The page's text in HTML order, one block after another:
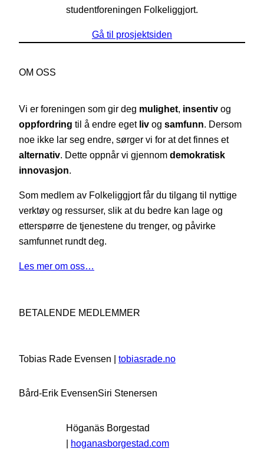
studentforeningen Folkeliggjort.
Gå til prosjektsiden
OM OSS
Vi er foreningen som gir deg mulighet, insentiv og
oppfordring til å endre eget liv og samfunn. Dersom
noe ikke lar seg endre, sørger vi for at det finnes et
alternativ. Dette oppnår vi gjennom demokratisk
innovasjon.
Som medlem av Folkeliggjort får du tilgang til nyttige
verktøy og ressurser, slik at du bedre kan lage og
etterspørre de tjenestene du trenger, og påvirke
samfunnet rundt deg.
Les mer om oss…
BETALENDE MEDLEMMER
Tobias Rade Evensen | tobiasrade.no
Bård-Erik EvensenSiri Stenersen
Höganäs Borgestad
| hoganasborgestad.com